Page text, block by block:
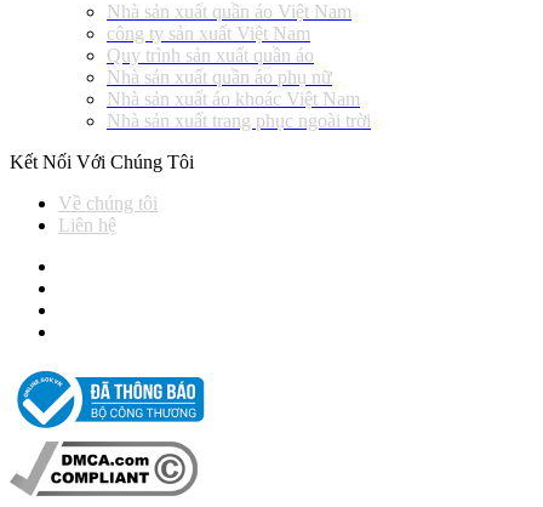
Nhà sản xuất quần áo Việt Nam
công ty sản xuất Việt Nam
Quy trình sản xuất quần áo
Nhà sản xuất quần áo phụ nữ
Nhà sản xuất áo khoác Việt Nam
Nhà sản xuất trang phục ngoài trời
Kết Nối Với Chúng Tôi
Về chúng tôi
Liên hệ